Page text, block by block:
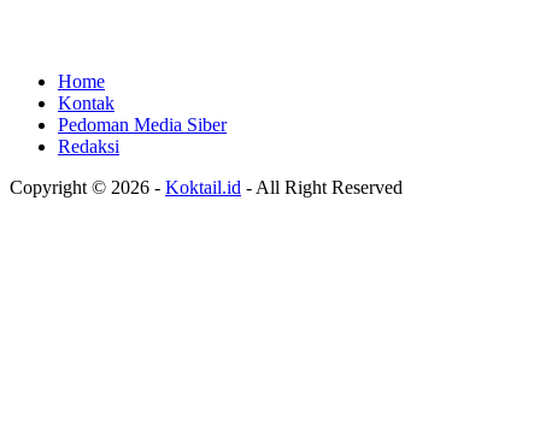
Home
Kontak
Pedoman Media Siber
Redaksi
Copyright © 2026 - Koktail.id - All Right Reserved